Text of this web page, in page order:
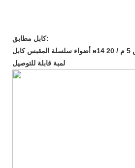
كابل مطابق:
أضواء سلسلة المقبس كابل e14 الأبيض 5 م / 20
لمبة قابلة للتوصيل